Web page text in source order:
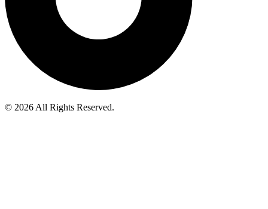
© 2026 All Rights Reserved.